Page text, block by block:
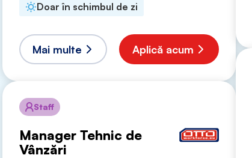
Doar în schimbul de zi
Mai multe Aplică acum
Staff
Manager Tehnic de
Vânzări